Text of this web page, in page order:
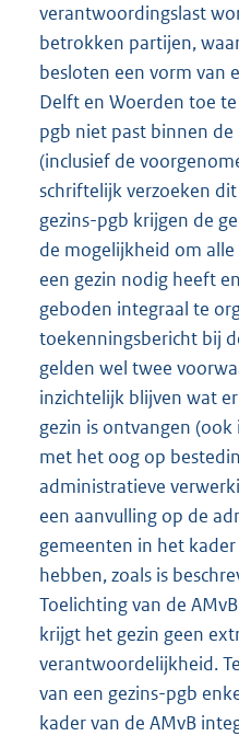
verantwoordingslast
betrokken partijen,
besloten een vorm van
Delft en Woerden toe
pgb niet past binnen
(inclusief de
schriftelijk verzoeken
gezins-pgb krijgen de
de mogelijkheid om
een gezin nodig heeft
geboden integraal te
toekenningsbericht bij
gelden wel twee
inzichtelijk blijven wat
gezin is ontvangen
met het oog op
administratieve
een aanvulling op de
gemeenten in het
hebben, zoals is
Toelichting van de
krijgt het gezin geen
verantwoordelijkheid.
van een gezins-pgb
kader van de AMvB